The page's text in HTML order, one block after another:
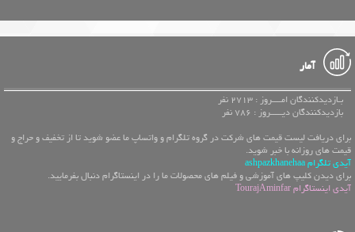
آمار
بـازدیدکنندگان امــــروز : 2713 نفر
بازدیدکنندگان دیـــــروز : 786 نفر
برای دریافت لیست قیمت های شرکت در گروه تلگرام و واتساپ ما عضو شوید تا از تخفیف و حراج و
قیمت های روزانه با خبر شوید.
آیدی تلگرام ashpazkhanehaa
برای دیدن کلیپ های آموزشی و فیلم های محصولات ما را در اینستاگرام دنبال بفرمایید.
آیدی اینستاگرام TourajAminfar